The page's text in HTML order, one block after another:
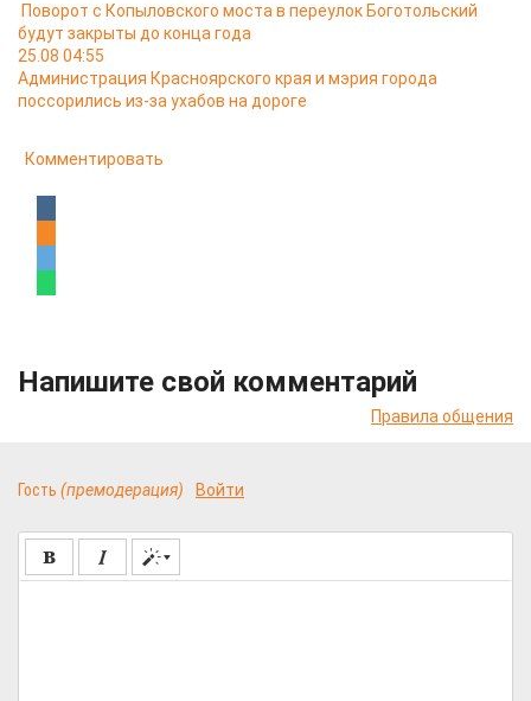
Поворот с Копыловского моста в переулок Боготольский
будут закрыты до конца года
25.08 04:55
Администрация Красноярского края и мэрия города
поссорились из-за ухабов на дороге
Комментировать
Напишите свой комментарий
Правила общения
Гость (премодерация) Войти